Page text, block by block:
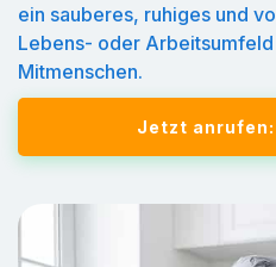
ein sauberes, ruhiges und
Lebens- oder Arbeitsumfeld
Mitmenschen.
Jetzt